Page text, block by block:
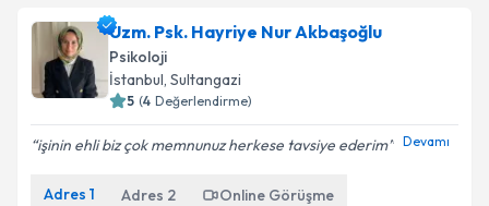
Uzm. Psk. Hayriye Nur Akbaşoğlu
Psikoloji
İstanbul, Sultangazi
5 (4 Değerlendirme)
işinin ehli biz çok memnunuz herkese tavsiye ederim Devamı
Adres 1 Adres 2 Online Görüşme